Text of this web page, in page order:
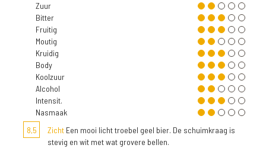
Zuur
Bitter
Fruitig
Moutig
Kruidig
Body
Koolzuur
Alcohol
Intensit.
Nasmaak
8,5
Zicht Een mooi licht troebel geel bier. De schuimkraag is
stevig en wit met wat grovere bellen.